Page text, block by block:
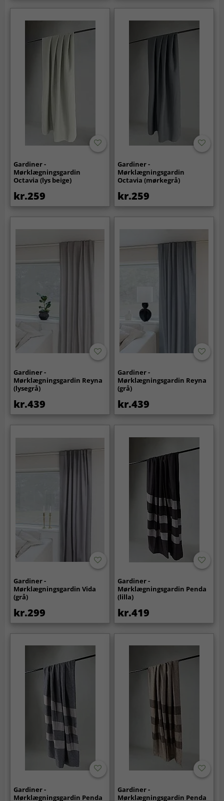
Gardiner -
Mørklægningsgardin
Octavia (lys beige)
kr.259
Gardiner -
Mørklægningsgardin
Octavia (mørkegrå)
kr.259
Gardiner -
Mørklægningsgardin Reyna
(lysegrå)
kr.439
Gardiner -
Mørklægningsgardin Reyna
(grå)
kr.439
Gardiner -
Mørklægningsgardin Vida
(grå)
kr.299
Gardiner -
Mørklægningsgardin Penda
(lilla)
kr.419
Gardiner -
Mørklægningsgardin Penda
Gardiner -
Mørklægningsgardin Penda